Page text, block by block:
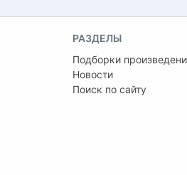
РАЗДЕЛЫ
Подборки
Новости
Поиск по сайту